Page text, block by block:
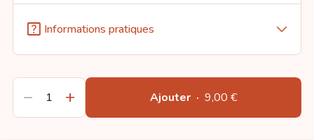
help_center Informations pratiques arrow_forward_ios
remove add Ajouter · 9,00 €